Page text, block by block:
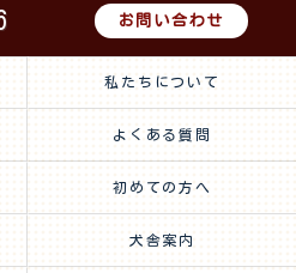
お問い合わせ
私たちについて
よくある質問
初めての方へ
犬舎案内